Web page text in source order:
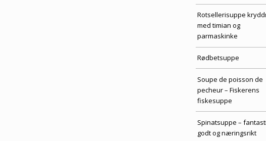
Rotsellerisuppe
med timian og
parmaskinke
Rødbetsuppe
Soupe de poisson de
pecheur – Fiskerens
fiskesuppe
Spinatsuppe –
godt og næringsrikt